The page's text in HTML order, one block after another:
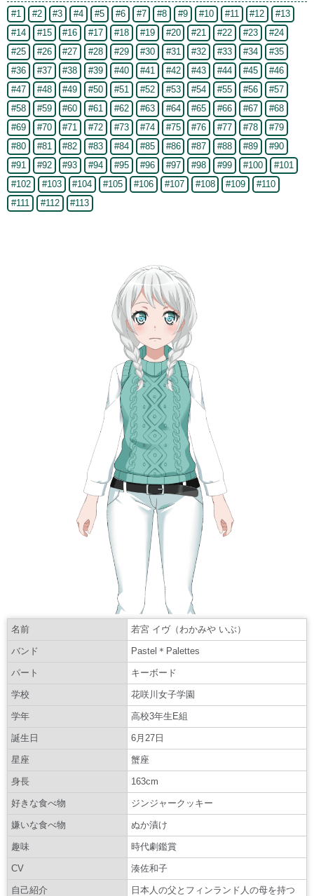
#1 #2 #3 #4 #5 #6 #7 #8 #9 #10 #11 #12
#13
#14
#15 #16 #17 #18 #19 #20 #21 #22 #23
#24
#25
#26 #27 #28 #29 #30 #31 #32 #33 #34
#35
#36
#37 #38 #39 #40 #41 #42 #43 #44 #45
#46
#47
#48 #49 #50 #51 #52 #53 #54 #55 #56
#57
#58
#59 #60 #61 #62 #63 #64 #65 #66 #67
#68
#69
#70 #71 #72 #73 #74 #75 #76 #77 #78
#79
#80
#81 #82 #83 #84 #85 #86 #87 #88 #89
#90
#91
#92 #93 #94 #95 #96 #97 #98 #99 #100
#101
#102
#103 #104 #105 #106 #107 #108 #109
#110
#111
#112 #113
名前 若宮 イヴ（わかみや いぶ）
バンド Pastel＊Palettes
パート キーボード
学校 花咲川女子学園
学年 高校3年生E組
誕生日 6月27日
星座 蟹座
身長 163cm
好きな食べ物 ジンジャークッキー
嫌いな食べ物 ぬか漬け
趣味 時代劇鑑賞
CV 湊佐和子
自己紹介
日本人の父とフィンランド人の母を持つ